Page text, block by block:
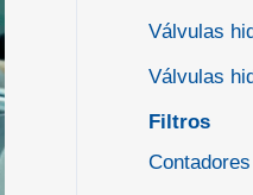
Válvulas
Válvulas
Filtros